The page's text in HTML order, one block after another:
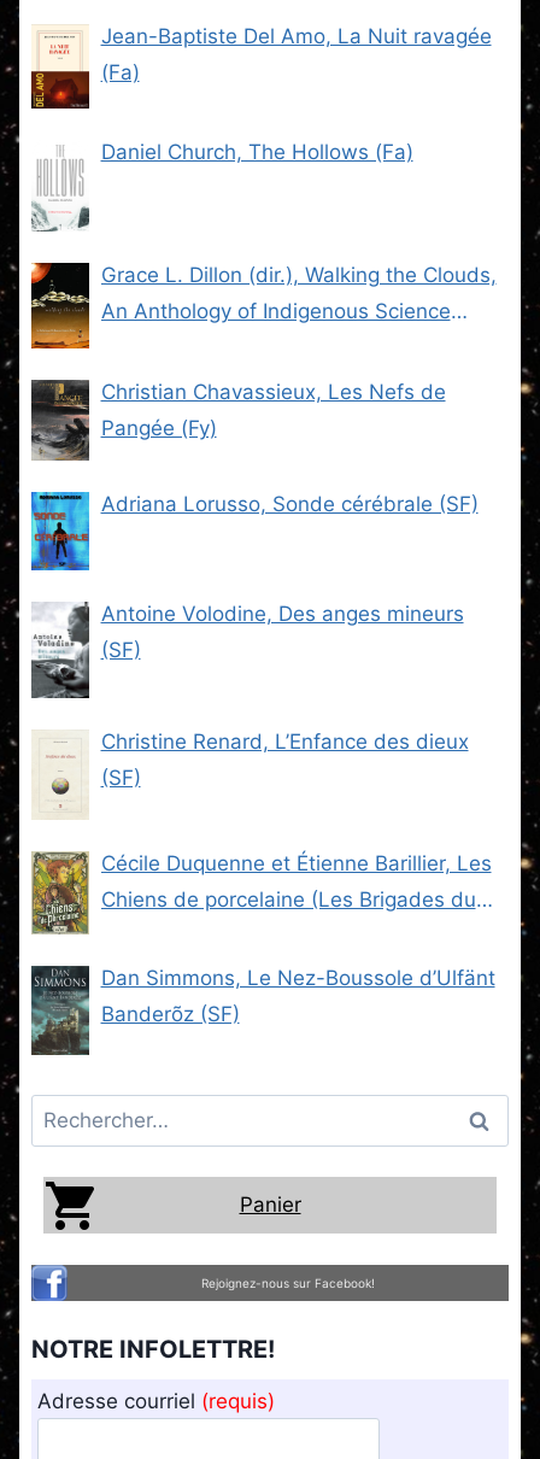
Jean-Baptiste Del Amo, La Nuit ravagée
(Fa)
Daniel Church, The Hollows (Fa)
Grace L. Dillon (dir.), Walking the Clouds,
An Anthology of Indigenous Science
Christian Chavassieux, Les Nefs de
Pangée (Fy)
Adriana Lorusso, Sonde cérébrale (SF)
Antoine Volodine, Des anges mineurs
(SF)
Christine Renard, L’Enfance des dieux
(SF)
Cécile Duquenne et Étienne Barillier, Les
Chiens de porcelaine (Les Brigades du
Dan Simmons, Le Nez-Boussole d’Ulfänt
Banderõz (SF)
Rechercher :
Panier
Rejoignez-nous sur Facebook!
NOTRE INFOLETTRE!
Adresse courriel (requis)